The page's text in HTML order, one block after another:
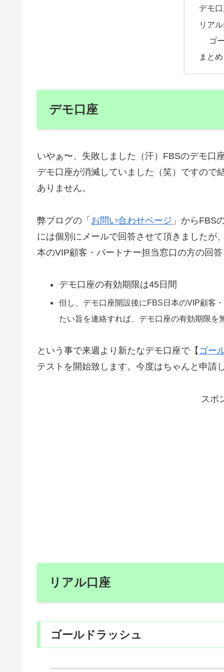
デモ
リア
ゴ
まとめ
デモ口座
いやぁ〜、失敗しました（汗）FBSのデモ口
デモ口座が消滅していました（笑）ですので
ありません。
弊ブログの「 お問い合わせページ 」からFBS
には個別にメールで回答させて頂きましたが
本のVIP顧客・パートナー担当窓口の方の回
デモ口座の有効期限は45日間
但し、デモ口座開設後にFBS日本のVIP顧客
たい旨を連絡すれば、デモ口座の有効期限を
という事で来週より新たなデモ口座で【 ゴー
テストを開始致します。今度はちゃんと申請
スポ
リアル口座
ゴールドラッシュ